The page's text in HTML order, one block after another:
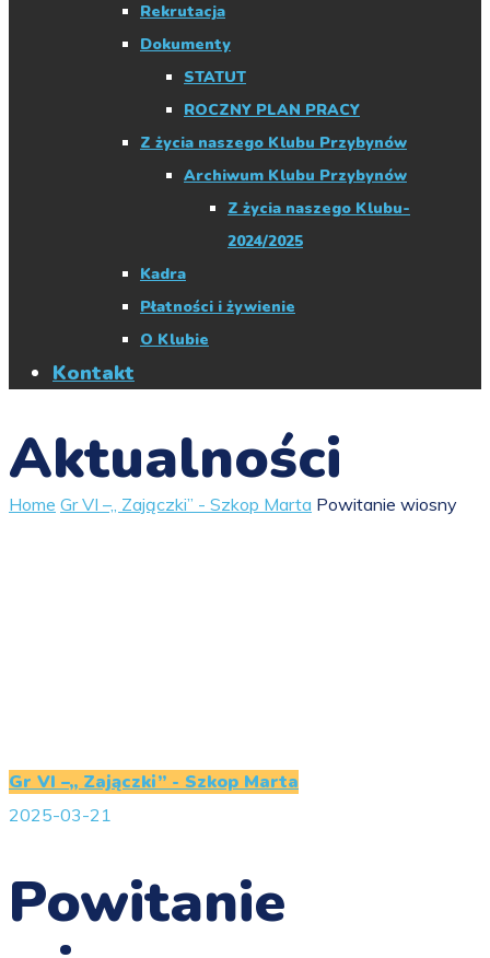
Rekrutacja
Dokumenty
STATUT
ROCZNY PLAN PRACY
Z życia naszego Klubu Przybynów
Archiwum Klubu Przybynów
Z życia naszego Klubu-
2024/2025
Kadra
Płatności i żywienie
O Klubie
Kontakt
Aktualności
Home Gr VI –„ Zajączki” - Szkop Marta Powitanie wiosny
Gr VI –„ Zajączki” - Szkop Marta
2025-03-21
Powitanie